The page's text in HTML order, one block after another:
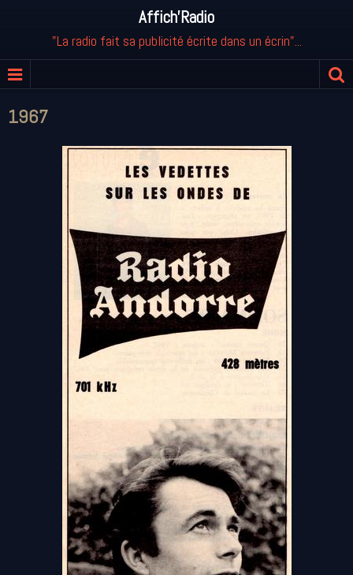
Affich'Radio
"La radio fait sa publicité écrite dans un écrin"...
1967